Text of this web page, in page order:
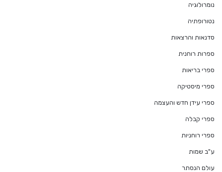
נומרולוגיה
נטורופתיה
סדנאות והרצאות
ספרות רוחנית
ספרי בריאות
ספרי מיסטיקה
ספרי עידן חדש והעצמה
ספרי קבלה
ספרי רוחניות
ע"ב שמות
עולם הנסתר